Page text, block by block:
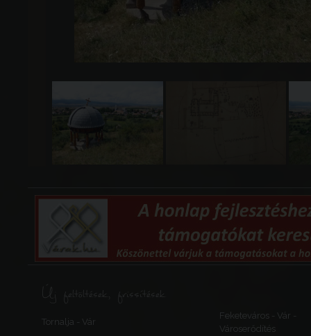
Új feltöltések, frissítések
Tornalja - Vár
Feketeváros - Vár -
Városerődítés